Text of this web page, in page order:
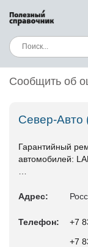
Сообщить об
Север-
Гарантийный
автомобилей:
Адрес:
Телефон:
+7
+7